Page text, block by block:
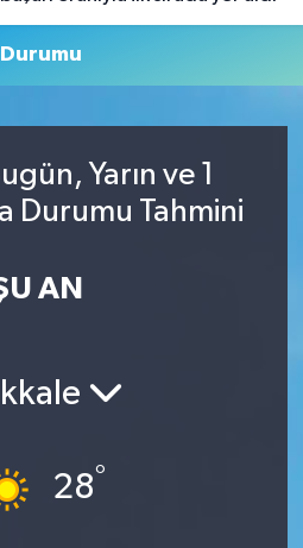
Durumu
Yarın ve 1
Durumu Tahmini
AN
28°
ve Fikstür